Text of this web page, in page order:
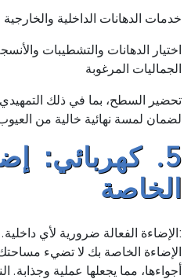
خدمات الدهانات الداخلية
اختيار الدهانات والتشطيبات
الجماليات المرغوبة
تحضير السطح، بما في ذلك
لضمان لمسة نهائية خالية من
5. كهربائي:
الخاصة
:الإضاءة الفعالة ضرورية لأي
الإضاءة الخاصة بك لا تضيء
أجواءها، مما يجعلها عملية وجذابة.